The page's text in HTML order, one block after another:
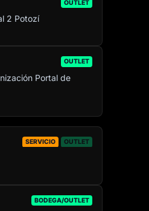
OUTLET
2 Potozí
OUTLET
Portal de
BODEGA/OUTLET
SERVICIO OUTLET